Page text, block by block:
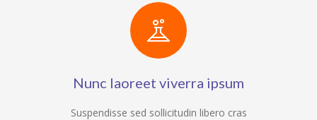
Nunc laoreet viverra ipsum
Suspendisse sed sollicitudin libero cras